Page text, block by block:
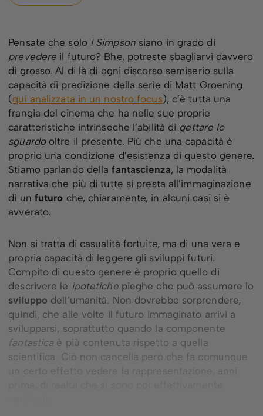
Pensate che solo I Simpson siano in grado di
prevedere il futuro? Bhe, potreste sbagliarvi davvero
di grosso. Al di là di ogni discorso semiserio sulla
capacità di predizione della serie di Matt Groening
(qui analizzata in un nostro focus), c’è tutta una
frangia del cinema che ha nelle sue proprie
caratteristiche intrinseche l’abilità di gettare lo
sguardooltre il presente. Più che una capacità è
proprio una condizione d’esistenza di questo genere.
Stiamo parlando dellafantascienza, la modalità
narrativa che più di tutte si presta all’immaginazione
di un futuro che, chiaramente, in alcuni casi si è
avverato.
Non si tratta di casualità fortuite, ma di una vera e
propria capacità di leggere gli sviluppi futuri.
Compito di questo genere è proprio quello di
descrivere le ipotetiche pieghe che può assumere lo
sviluppo dell’umanità. Non dovrebbe sorprendere,
quindi, che alle volte il futuro immaginato arrivi a
svilupparsi, soprattutto quando la componente
fantastica è più contenuta rispetto a quella
scientifica. Ciò non cancella però che fa comunque